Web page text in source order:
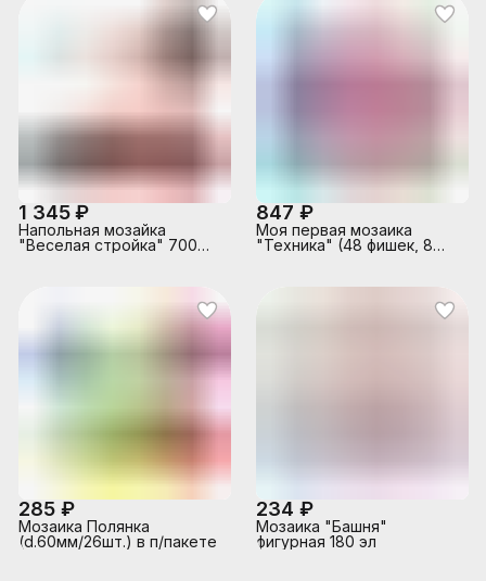
1 345 ₽
Напольная мозайка
"Веселая стройка" 700
847 ₽
Моя первая мозаика
"Техника" (48 фишек, 8
285 ₽
Мозаика Полянка
(d.60мм/26шт.) в п/пакете
234 ₽
Мозаика "Башня"
фигурная 180 эл